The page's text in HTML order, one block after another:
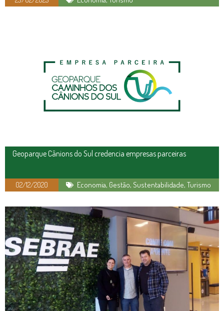
Geoparque Cânions do Sul credencia empresas parceiras
02/12/2020 Economia, Gestão, Sustentabilidade, Turismo